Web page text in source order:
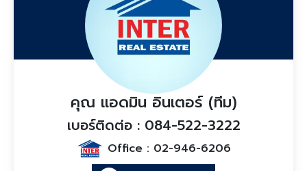
คุณ แอดมิน อินเตอร์ (ทีม)
เบอร์ติดต่อ : 084-522-3222
Office : 02-946-6206